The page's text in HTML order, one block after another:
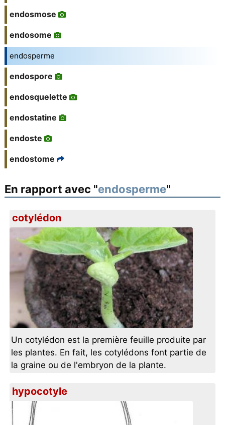
endosmose
endosome
endosperme
endospore
endosquelette
endostatine
endoste
endostome
En rapport avec "endosperme"
cotylédon
Un cotylédon est la première feuille produite par
les plantes. En fait, les cotylédons font partie de
la graine ou de l'embryon de la plante.
hypocotyle